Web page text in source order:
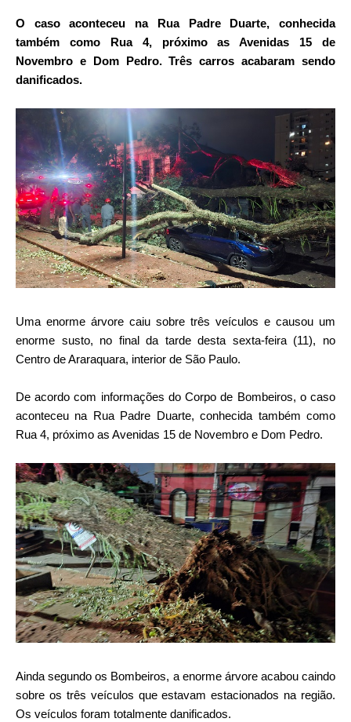
O caso aconteceu na Rua Padre Duarte, conhecida
também como Rua 4, próximo as Avenidas 15 de
Novembro e Dom Pedro. Três carros acabaram sendo
danificados.
Uma enorme árvore caiu sobre três veículos e causou um
enorme susto, no final da tarde desta sexta-feira (11), no
Centro de Araraquara, interior de São Paulo.
De acordo com informações do Corpo de Bombeiros, o caso
aconteceu na Rua Padre Duarte, conhecida também como
Rua 4, próximo as Avenidas 15 de Novembro e Dom Pedro.
Ainda segundo os Bombeiros, a enorme árvore acabou caindo
sobre os três veículos que estavam estacionados na região.
Os veículos foram totalmente danificados.